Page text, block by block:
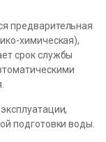
предварительная
химическая),
срок службы
подготовки воды.